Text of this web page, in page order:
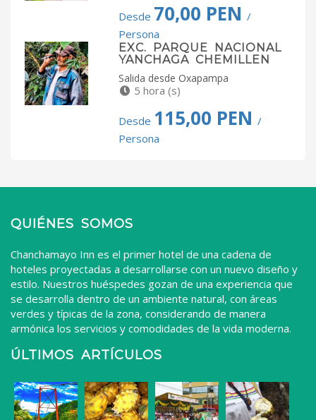
Desde 70,00 PEN /
Persona
EXC. PARQUE NACIONAL
YANCHAGA CHEMILLEN
Salida desde Oxapampa
5 hora (s)
Desde 115,00 PEN /
Persona
QUIÉNES SOMOS
Chanchamayo Inn es el primer hotel de una cadena de
hoteles proyectadas a desarrollarse con un nuevo diseño y
estilo. Nuestros huéspedes gozan de una experiencia que
se desarrolla dentro de un ambiente natural, con áreas
verdes y típicas de la zona, considerando de manera
armónica los servicios y comodidades de la vida moderna.
ÚLTIMOS ARTÍCULOS